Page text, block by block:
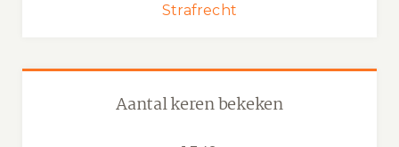
Strafrecht
Aantal keren bekeken